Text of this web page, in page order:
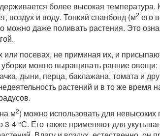
более высокая температура.
воздух и воду. Тонкий спанбонд (м2 его
можно даже поливать растения. Это
посевах, не приминая их, и
можно выращивать ранние овощи:
дыни, перца, баклажана, томата и
растений и в то же время
м2) можно использовать для невысоких
3-4 °С. Его также применяют для